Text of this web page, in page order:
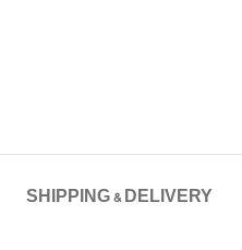
SHIPPING & DELIVERY